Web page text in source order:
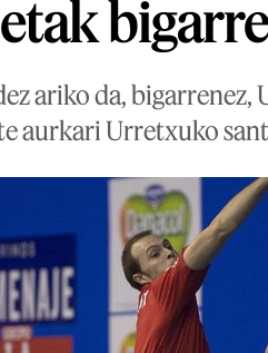
ariko da,
aurkari Urretxuko